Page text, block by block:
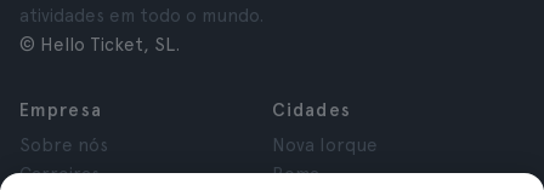
atividades em todo o mundo.
© Hello Ticket, SL.
Empresa
Sobre nós
Carreiras
Cidades
Nova Iorque
Roma